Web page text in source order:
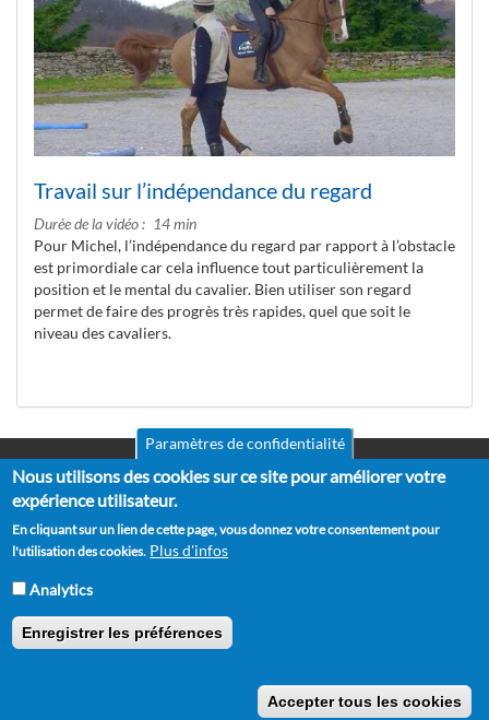
Travail sur l’indépendance du regard
Durée de la vidéo
14 min
Pour Michel, l’indépendance du regard par rapport à l’obstacle
est primordiale car cela influence tout particulièrement la
position et le mental du cavalier. Bien utiliser son regard
permet de faire des progrès très rapides, quel que soit le
niveau des cavaliers.
Pied
de
page
Mentions légales
CGV
Politique de confidentialité
Politique de cookies
Contact
Copyright © 2012 - 2026 Horse Academy - Tous droits réservés.
Paramètres de confidentialité
Nous utilisons des cookies sur ce site pour améliorer votre
expérience utilisateur.
En cliquant sur un lien de cette page, vous donnez votre consentement pour
l'utilisation des cookies. Plus d'infos
Analytics
Enregistrer les préférences
Accepter tous les cookies